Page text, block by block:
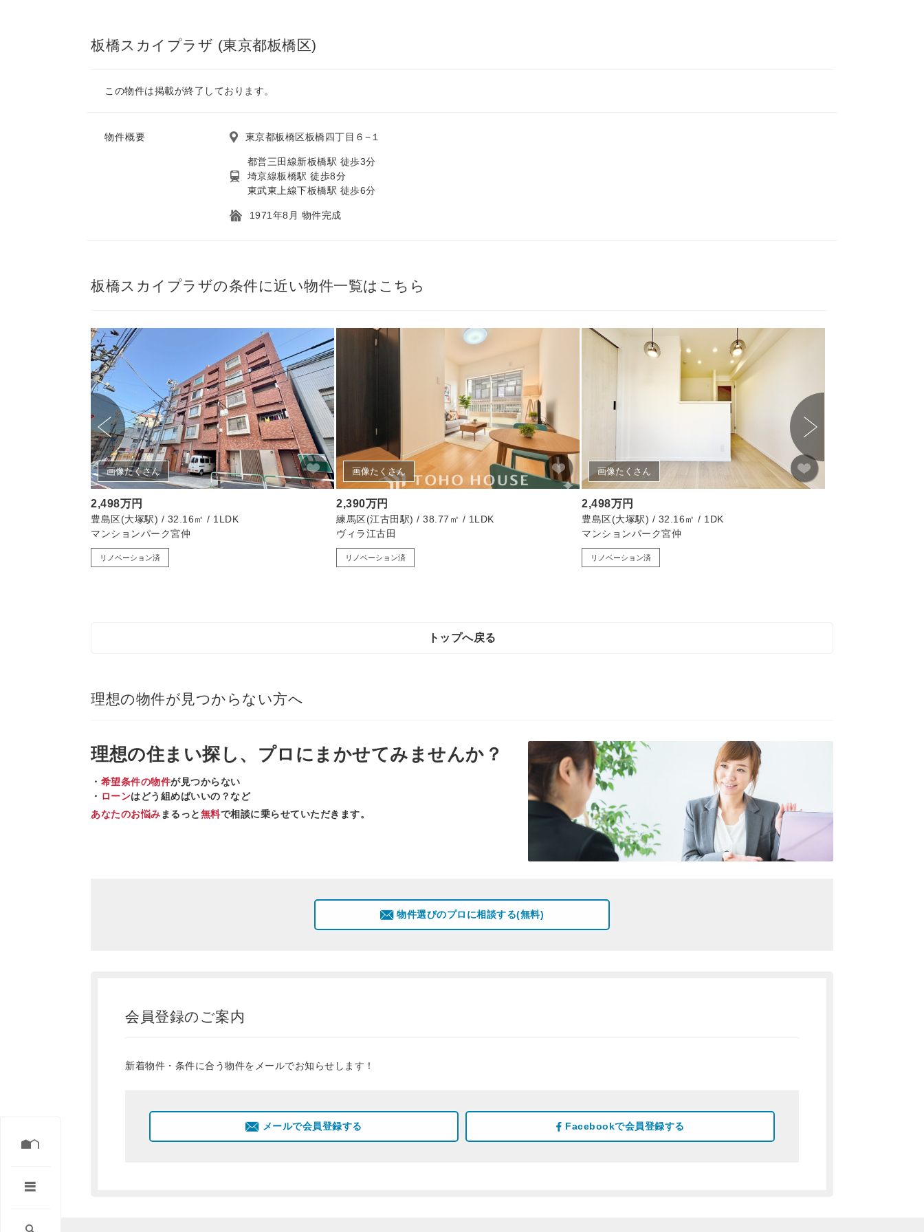
板橋スカイプラザ (東京都板橋区)
この物件は掲載が終了しております。
物件概要 東京都板橋区板橋四丁目６−１
都営三田線新板橋駅 徒歩3分
埼京線板橋駅 徒歩8分
東武東上線下板橋駅 徒歩6分
1971年8月 物件完成
板橋スカイプラザの条件に近い物件一覧はこちら
画像たくさん
2,498万円
豊島区(大塚駅) / 32.16㎡ / 1LDK
マンションパーク宮仲
リノベーション済
画像たくさん
2,390万円
練馬区(江古田駅) / 38.77㎡ / 1LDK
ヴィラ江古田
リノベーション済
画像たくさん
2,498万円
豊島区(大塚駅) / 32.16㎡ / 1DK
マンションパーク宮仲
リノベーション済
トップへ戻る
理想の物件が見つからない方へ
理想の住まい探し、 プロ にまかせてみませんか？
・ 希望条件の物件が見つからない
・ ローンはどう組めばいいの？など
あなたのお悩み まるっと無料で相談に乗らせていただきます。
物件選びのプロに相談する(無料)
会員登録のご案内
新着物件・条件に合う物件をメールでお知らせします！
メールで会員登録する Facebookで会員登録する